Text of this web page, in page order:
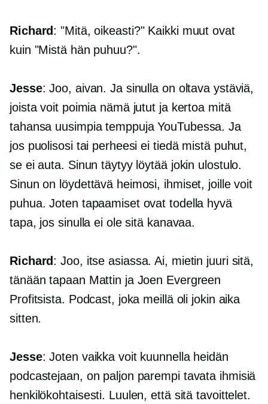
Richard: "Mitä, oikeasti?" Kaikki muut ovat
kuin "Mistä hän puhuu?".
Jesse: Joo, aivan. Ja sinulla on oltava ystäviä,
joista voit poimia nämä jutut ja kertoa mitä
tahansa uusimpia temppuja YouTubessa. Ja
jos puolisosi tai perheesi ei tiedä mistä puhut,
se ei auta. Sinun täytyy löytää jokin ulostulo.
Sinun on löydettävä heimosi, ihmiset, joille voit
puhua. Joten tapaamiset ovat todella hyvä
tapa, jos sinulla ei ole sitä kanavaa.
Richard: Joo, itse asiassa. Ai, mietin juuri sitä,
tänään tapaan Mattin ja Joen Evergreen
Profitsista. Podcast, joka meillä oli jokin aika
sitten.
Jesse: Joten vaikka voit kuunnella heidän
podcastejaan, on paljon parempi tavata ihmisiä
henkilökohtaisesti. Luulen, että sitä tavoittelet.